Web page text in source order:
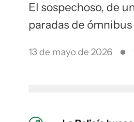
El sospechoso, de
paradas de ómnibus
13 de mayo de 2026